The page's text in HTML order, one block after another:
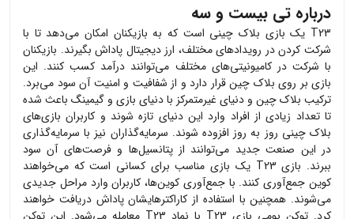
درباره تی بیست و سه
T23 یک بازی بلاک چینی است که به بازیکنان امکان می‌دهد تا با
شرکت کردن در رویدادهای مختلف، ارز دیجیتال پاداش بگیرند. بازیکنان
با شرکت در کامیونیتی‌های مختلف می‌توانند درآمد کسب کنند. این
بازی بر روی بلاک چین قرار دارد و از شفافیت و امنیت آن سود می‌برد.
ترکیب بلاک چین و دنیای غیرمتمرکز با دنیای بازی و گیمینگ باعث شده
تا تعداد زیادی از افراد وارد این دنیای تازه شوند و کاربران بازی‌های
بلاک چینی روز به روز افزوده شوند. سرمایه‌گذاران نیز با سرمایه‌گذاری
در این صنعت جدید می‌توانند از پتانسیل‌ها و فرصت‌های آن سود
ببرند. بازی T23 یک بازی مناسب برای کسانی است که می‌خواهند
کوین جمع‌آوری کنند. با جمع‌آوری کوین‌ها، کاربران وارد مراحل جدیدی
می‌شوند. همچنین با استفاده از کاراکترهایشان پاداش دریافت خواهند